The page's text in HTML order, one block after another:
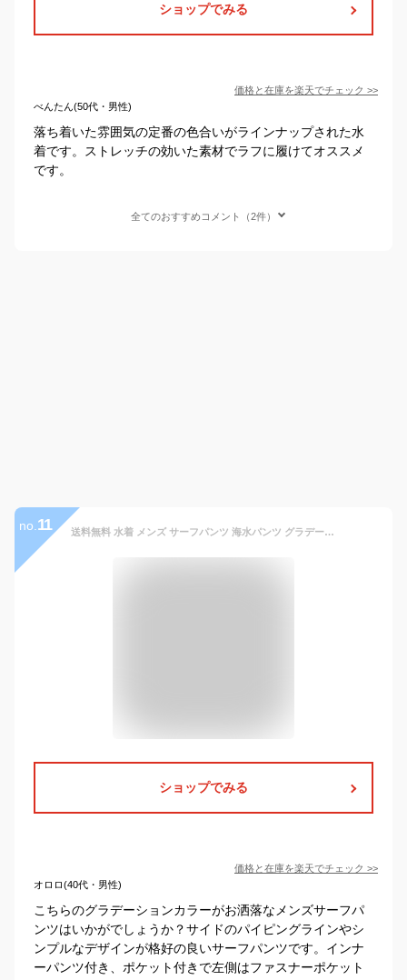
ショップでみる
価格と在庫を楽天でチェック >>
べんたん(50代・男性)
落ち着いた雰囲気の定番の色合いがラインナップされた水
着です。ストレッチの効いた素材でラフに履けてオススメ
です。
全てのおすすめコメント（2件）
no. 11 送料無料 水着 メンズ サーフパンツ 海水パンツ グラデーションカラー ファスナーポケット付き 夏 全5色 M-LL MOSTSHOP ネコポス ゆうパケ
ショップでみる
価格と在庫を楽天でチェック >>
オロロ(40代・男性)
こちらのグラデーションカラーがお洒落なメンズサーフパ
ンツはいかがでしょうか？サイドのパイピングラインやシ
ンプルなデザインが格好の良いサーフパンツです。インナ
ーパンツ付き、ポケット付きで左側はファスナーポケット